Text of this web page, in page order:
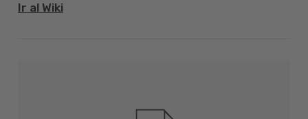
Ir al Wiki